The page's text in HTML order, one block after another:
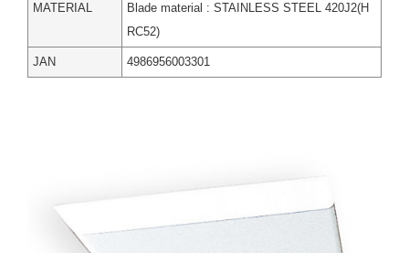
MATERIAL
Blade material : STAINLESS STEEL 420J2(H
RC52)
JAN 4986956003301